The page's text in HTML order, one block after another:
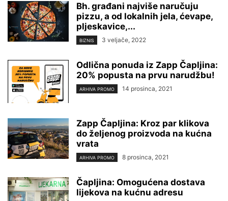
Bh. građani najviše naručuju
pizzu, a od lokalnih jela, ćevape,
pljeskavice,...
BIZNIS 3 veljače, 2022
Odlična ponuda iz Zapp Čapljina:
20% popusta na prvu narudžbu!
ARHIVA PROMO 14 prosinca, 2021
Zapp Čapljina: Kroz par klikova
do željenog proizvoda na kućna
vrata
ARHIVA PROMO 8 prosinca, 2021
Čapljina: Omogućena dostava
lijekova na kućnu adresu